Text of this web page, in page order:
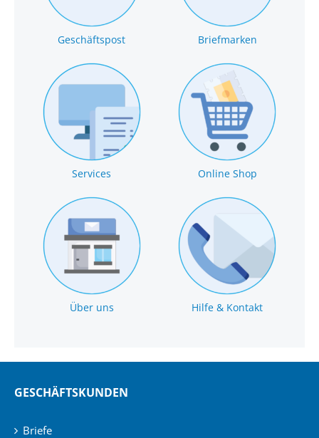
Geschäftspost Briefmarken
Services Online Shop
Über uns Hilfe & Kontakt
GESCHÄFTSKUNDEN
Briefe